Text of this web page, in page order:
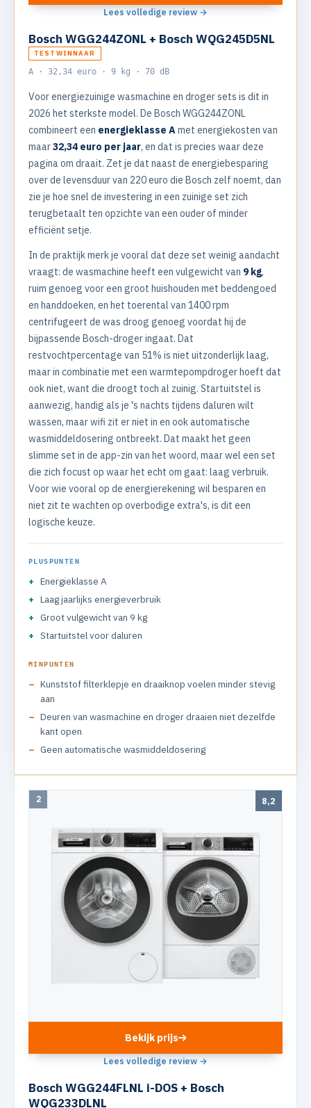
Lees volledige review →
Bosch WGG244ZONL + Bosch WQG245D5NL
TESTWINNAAR
A · 32,34 euro · 9 kg · 70 dB
Voor energiezuinige wasmachine en droger sets is dit in
2026 het sterkste model. De Bosch WGG244ZONL
combineert een energieklasse Amet energiekosten van
maar32,34 euro per jaar, en dat is precies waar deze
pagina om draait. Zet je dat naast de energiebesparing
over de levensduur van 220 euro die Bosch zelf noemt, dan
zie je hoe snel de investering in een zuinige set zich
terugbetaalt ten opzichte van een ouder of minder
efficiënt setje.
In de praktijk merk je vooral dat deze set weinig aandacht
vraagt: de wasmachine heeft een vulgewicht van 9 kg,
ruim genoeg voor een groot huishouden met beddengoed
en handdoeken, en het toerental van 1400 rpm
centrifugeert de was droog genoeg voordat hij de
bijpassende Bosch-droger ingaat. Dat
restvochtpercentage van 51% is niet uitzonderlijk laag,
maar in combinatie met een warmtepompdroger hoeft dat
ook niet, want die droogt toch al zuinig. Startuitstel is
aanwezig, handig als je 's nachts tijdens daluren wilt
wassen, maar wifi zit er niet in en ook automatische
wasmiddeldosering ontbreekt. Dat maakt het geen
slimme set in de app-zin van het woord, maar wel een set
die zich focust op waar het echt om gaat: laag verbruik.
Voor wie vooral op de energierekening wil besparen en
niet zit te wachten op overbodige extra's, is dit een
logische keuze.
PLUSPUNTEN
Energieklasse A
Laag jaarlijks energieverbruik
Groot vulgewicht van 9 kg
Startuitstel voor daluren
MINPUNTEN
Kunststof filterklepje en draaiknop voelen minder stevig
aan
Deuren van wasmachine en droger draaien niet dezelfde
kant open
Geen automatische wasmiddeldosering
2 8,2
Bekijk prijs
Lees volledige review →
Bosch WGG244FLNL i-DOS + Bosch
WQG233DLNL